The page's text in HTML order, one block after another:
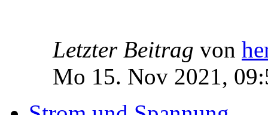
Letzter Beitrag von
Mo 15. Nov 2021,